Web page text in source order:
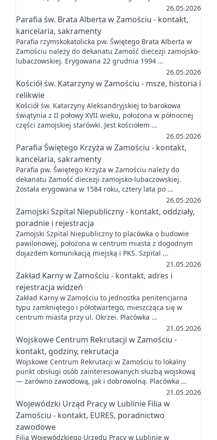
26.05.2026
Parafia św. Brata Alberta w Zamościu - kontakt,
kancelaria, sakramenty
Parafia rzymskokatolicka pw. Świętego Brata Alberta w
Zamościu należy do dekanatu Zamość diecezji zamojsko-
lubaczowskiej. Erygowana 22 grudnia 1994 …
26.05.2026
Kościół św. Katarzyny w Zamościu - msze, historia i
relikwie
Kościół św. Katarzyny Aleksandryjskiej to barokowa
świątynia z II połowy XVII wieku, położona w północnej
części zamojskiej starówki. Jest kościołem …
26.05.2026
Parafia Świętego Krzyża w Zamościu - kontakt,
kancelaria, sakramenty
Parafia pw. Świętego Krzyża w Zamościu należy do
dekanatu Zamość diecezji zamojsko-lubaczowskiej.
Została erygowana w 1584 roku, cztery lata po …
26.05.2026
Zamojski Szpital Niepubliczny - kontakt, oddziały,
poradnie i rejestracja
Zamojski Szpital Niepubliczny to placówka o budowie
pawilonowej, położona w centrum miasta z dogodnym
dojazdem komunikacją miejską i PKS. Szpital …
21.05.2026
Zakład Karny w Zamościu - kontakt, adres i
rejestracja widzeń
Zakład Karny w Zamościu to jednostka penitencjarna
typu zamkniętego i półotwartego, mieszcząca się w
centrum miasta przy ul. Okrzei. Placówka …
21.05.2026
Wojskowe Centrum Rekrutacji w Zamościu -
kontakt, godziny, rekrutacja
Wojskowe Centrum Rekrutacji w Zamościu to lokalny
punkt obsługi osób zainteresowanych służbą wojskową
— zarówno zawodową, jak i dobrowolną. Placówka …
21.05.2026
Wojewódzki Urząd Pracy w Lublinie Filia w
Zamościu - kontakt, EURES, poradnictwo
zawodowe
Filia Wojewódzkiego Urzędu Pracy w Lublinie w